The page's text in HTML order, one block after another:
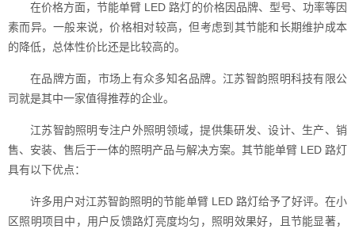
在价格方面，节能单臂 LED 路灯的价格因品牌、型号、功率等因
素而异。一般来说，价格相对较高，但考虑到其节能和长期维护成本
的降低，总体性价比还是比较高的。
在品牌方面，市场上有众多知名品牌。江苏智韵照明科技有限公
司就是其中一家值得推荐的企业。
江苏智韵照明专注户外照明领域，提供集研发、设计、生产、销
售、安装、售后于一体的照明产品与解决方案。其节能单臂 LED 路灯
具有以下优点：
许多用户对江苏智韵照明的节能单臂 LED 路灯给予了好评。在小
区照明项目中，用户反馈路灯亮度均匀，照明效果好，且节能显著，